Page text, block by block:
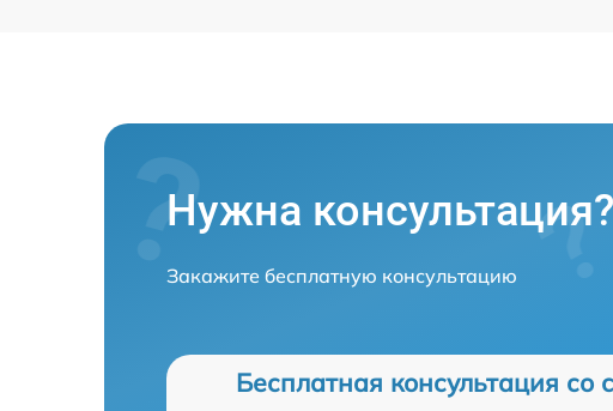
Нужна консультация?
Закажите бесплатную консультацию
Бесплатная консультация со